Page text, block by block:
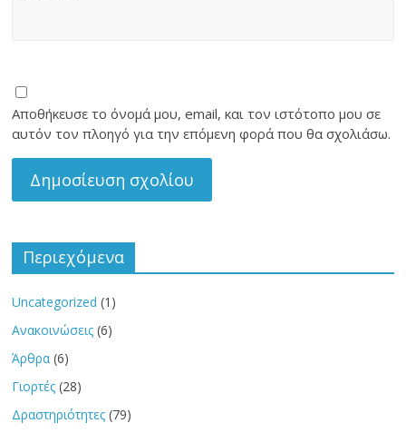
Αποθήκευσε το όνομά μου, email, και τον ιστότοπο μου σε
αυτόν τον πλοηγό για την επόμενη φορά που θα σχολιάσω.
Περιεχόμενα
Uncategorized (1)
Ανακοινώσεις (6)
Άρθρα (6)
Γιορτές (28)
Δραστηριότητες (79)